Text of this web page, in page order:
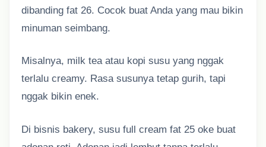
dibanding fat 26. Cocok buat Anda yang mau bikin
minuman seimbang.
Misalnya, milk tea atau kopi susu yang nggak
terlalu creamy. Rasa susunya tetap gurih, tapi
nggak bikin enek.
Di bisnis bakery, susu full cream fat 25 oke buat